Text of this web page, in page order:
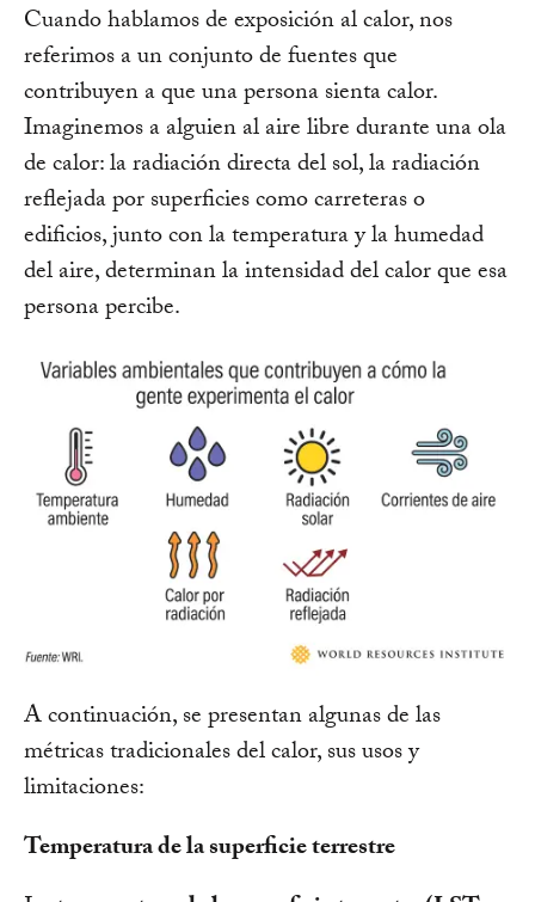
Cuando hablamos de exposición al calor, nos
referimos a un conjunto de fuentes que
contribuyen a que una persona sienta calor.
Imaginemos a alguien al aire libre durante una ola
de calor: la radiación directa del sol, la radiación
reflejada por superficies como carreteras o
edificios, junto con la temperatura y la humedad
del aire, determinan la intensidad del calor que esa
persona percibe.
A continuación, se presentan algunas de las
métricas tradicionales del calor, sus usos y
limitaciones:
Temperatura de la superficie terrestre